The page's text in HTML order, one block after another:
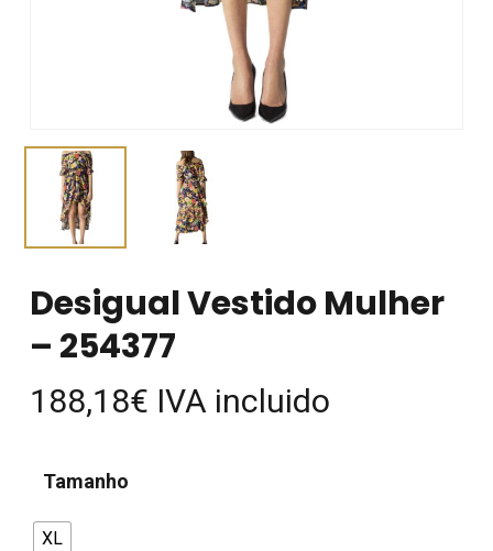
Desigual Vestido Mulher
– 254377
188,18€ IVA incluido
Tamanho
XL